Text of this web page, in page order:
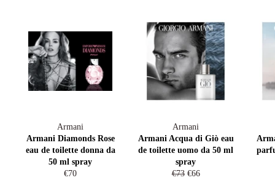
Armani
Armani Diamonds Rose
eau de toilette donna da
50 ml spray
Prezzo
€70
Armani
Armani Acqua di Giò eau
de toilette uomo da 50 ml
spray
Prezzo
€73 Prezzo
€66